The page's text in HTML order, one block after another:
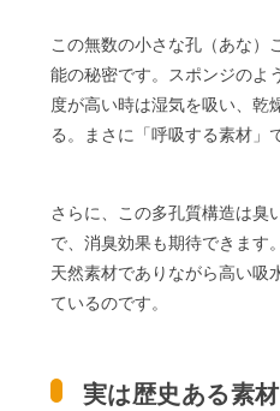
この無数の小さな孔（あな）
能の秘密です。スポンジのよ
度が高い時は湿気を吸い、乾
る。まさに「呼吸する素材」
さらに、この多孔質構造は臭
で、消臭効果も期待できます
天然素材でありながら高い吸
ているのです。
実は歴史ある素材